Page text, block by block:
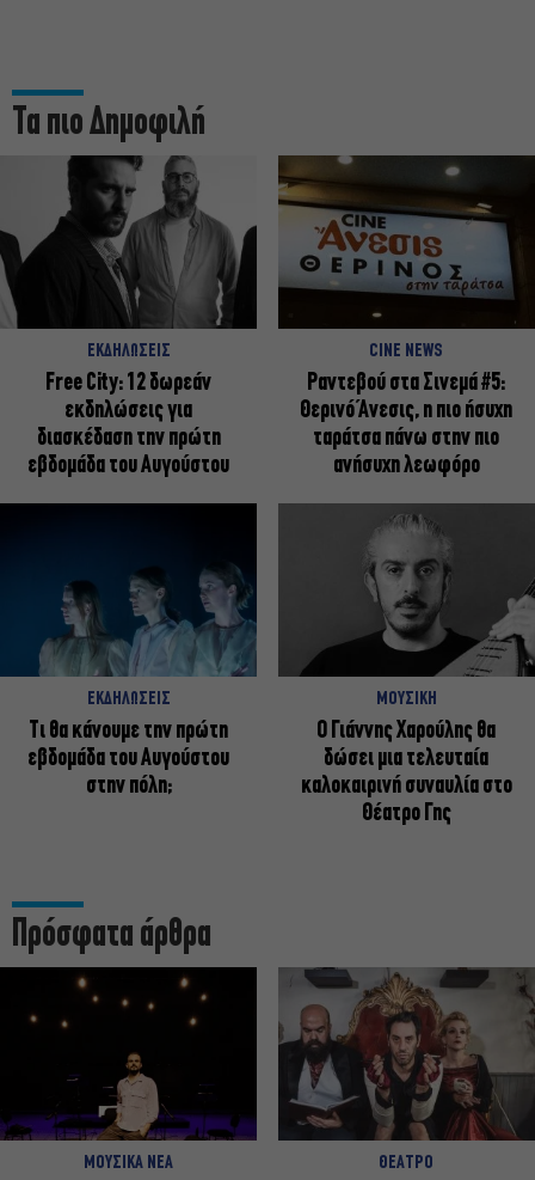
Τα πιο Δημοφιλή
ΕΚΔΗΛΩΣΕΙΣ
Free City: 12 δωρεάν
εκδηλώσεις για
διασκέδαση την πρώτη
εβδομάδα του Αυγούστου
CINE NEWS
Ραντεβού στα Σινεμά #5:
Θερινό Άνεσις, η πιο ήσυχη
ταράτσα πάνω στην πιο
ανήσυχη λεωφόρο
ΕΚΔΗΛΩΣΕΙΣ
Τι θα κάνουμε την πρώτη
εβδομάδα του Αυγούστου
στην πόλη;
ΜΟΥΣΙΚΗ
Ο Γιάννης Χαρούλης θα
δώσει μια τελευταία
καλοκαιρινή συναυλία στο
Θέατρο Γης
Πρόσφατα άρθρα
ΜΟΥΣΙΚΑ ΝΕΑ ΘΕΑΤΡΟ